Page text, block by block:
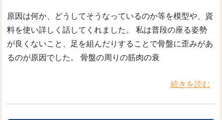
原因は何か、どうしてそうなっているのか等を模型や、資
料を使い詳しく話してくれました。 私は普段の座る姿勢
が良くないこと、足を組んだりすることで骨盤に歪みがあ
るのが原因でした。 骨盤の周りの筋肉の衰
続きを読む